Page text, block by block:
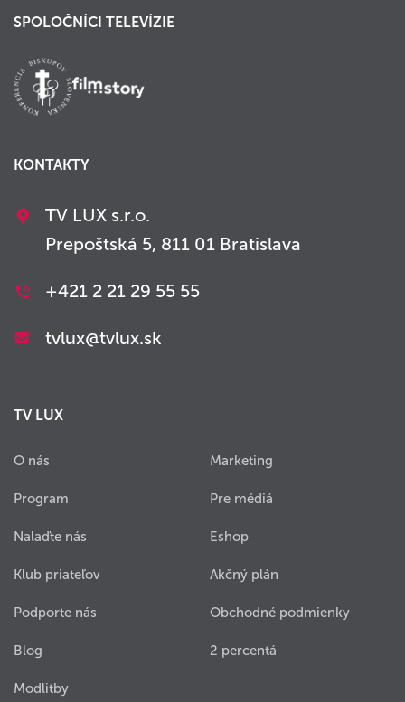
SPOLOČNÍCI TELEVÍZIE
KONTAKTY
TV LUX s.r.o.
Prepoštská 5, 811 01 Bratislava
+421 2 21 29 55 55
tvlux@tvlux.sk
TV LUX
O nás
Program
Nalaďte nás
Klub priateľov
Podporte nás
Blog
Modlitby
Marketing
Pre médiá
Eshop
Akčný plán
Obchodné podmienky
2 percentá